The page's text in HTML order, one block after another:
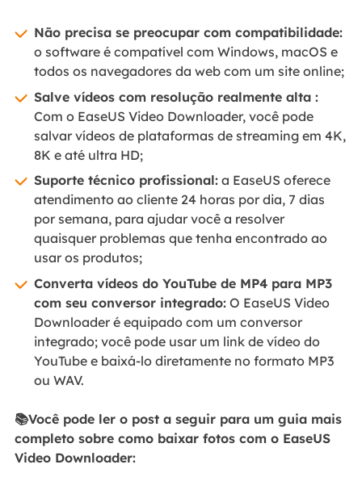
Não precisa se preocupar com compatibilidade:
o software é compatível com Windows, macOS e
todos os navegadores da web com um site online;
Salve vídeos com resolução realmente alta :
Com o EaseUS Video Downloader, você pode
salvar vídeos de plataformas de streaming em 4K,
8K e até ultra HD;
Suporte técnico profissional:a EaseUS oferece
atendimento ao cliente 24 horas por dia, 7 dias
por semana, para ajudar você a resolver
quaisquer problemas que tenha encontrado ao
usar os produtos;
Converta vídeos do YouTube de MP4 para MP3
com seu conversor integrado:O EaseUS Video
Downloader é equipado com um conversor
integrado; você pode usar um link de vídeo do
YouTube e baixá-lo diretamente no formato MP3
ou WAV.
📚Você pode ler o post a seguir para um guia mais
completo sobre como baixar fotos com o EaseUS
Video Downloader: